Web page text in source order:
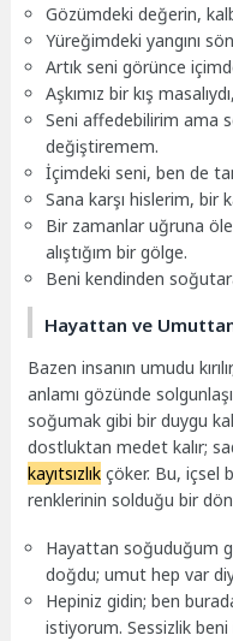
Gözümdeki değerin,
Yüreğimdeki yangını
Artık seni görünce
Aşkımız bir kış
Seni affedebilirim ama
değiştiremem.
İçimdeki seni, ben de
Sana karşı hislerim, bir
Bir zamanlar uğruna
alıştığım bir gölge.
Beni kendinden
Hayattan ve
Bazen insanın umudu
anlamı gözünde
soğumak gibi bir duygu
dostluktan medet kalır;
kayıtsızlık çöker. Bu, içsel
renklerinin solduğu bir
Hayattan soğuduğum
doğdu; umut hep var
Hepiniz gidin; ben
istiyorum. Sessizlik beni